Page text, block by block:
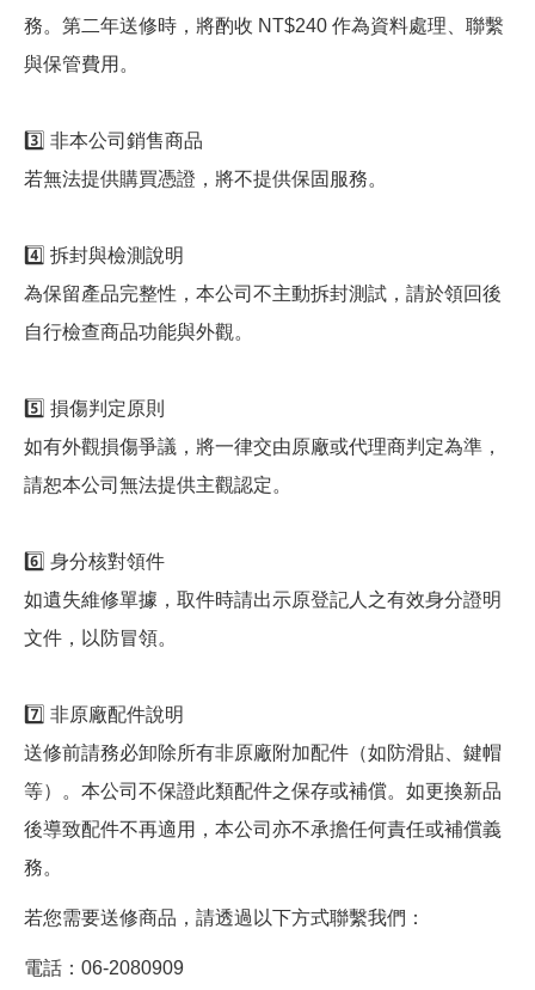
務。第二年送修時，將酌收 NT$240 作為資料處理、聯繫
與保管費用。
3️⃣ 非本公司銷售商品
若無法提供購買憑證，將不提供保固服務。
4️⃣ 拆封與檢測說明
為保留產品完整性，本公司不主動拆封測試，請於領回後
自行檢查商品功能與外觀。
5️⃣ 損傷判定原則
如有外觀損傷爭議，將一律交由原廠或代理商判定為準，
請恕本公司無法提供主觀認定。
6️⃣ 身分核對領件
如遺失維修單據，取件時請出示原登記人之有效身分證明
文件，以防冒領。
7️⃣ 非原廠配件說明
送修前請務必卸除所有非原廠附加配件（如防滑貼、鍵帽
等）。本公司不保證此類配件之保存或補償。如更換新品
後導致配件不再適用，本公司亦不承擔任何責任或補償義
務。
若您需要送修商品，請透過以下方式聯繫我們：
電話：06-2080909